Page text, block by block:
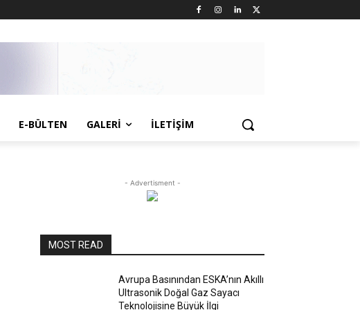
E-BÜLTEN GALERI İLETIŞIM
- Advertisment -
MOST READ
Avrupa Basınından ESKA’nın Akıllı
Ultrasonik Doğal Gaz Sayacı
Teknolojisine Büyük İlgi